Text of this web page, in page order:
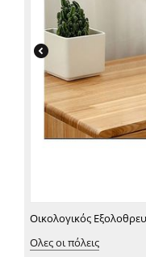
Οικολογικός
Ολες οι πόλεις